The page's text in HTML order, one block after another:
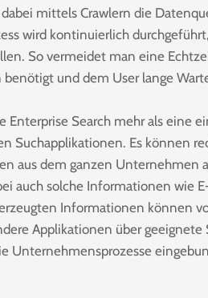
mittels Crawlern die
wird kontinuierlich
So vermeidet man eine
benötigt und dem User lange
Enterprise Search mehr als eine
Suchapplikationen. Es können
aus dem ganzen Unternehmen
auch solche Informationen wie
Informationen können
Applikationen über
Unternehmensprozesse